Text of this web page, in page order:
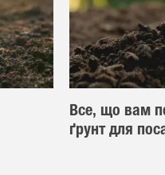
Все, що вам
ґрунт для